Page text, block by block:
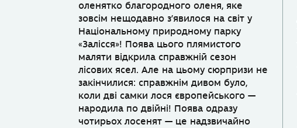
оленятко благородного оленя, яке
зовсім нещодавно з’явилося на світ у
Національному природному парку
«Залісся»! Поява цього плямистого
маляти відкрила справжній сезон
лісових ясел. Але на цьому сюрпризи не
закінчилися: справжнім дивом було,
коли дві самки лося європейського —
народила по двійні! Поява одразу
чотирьох лосенят — це надзвичайно